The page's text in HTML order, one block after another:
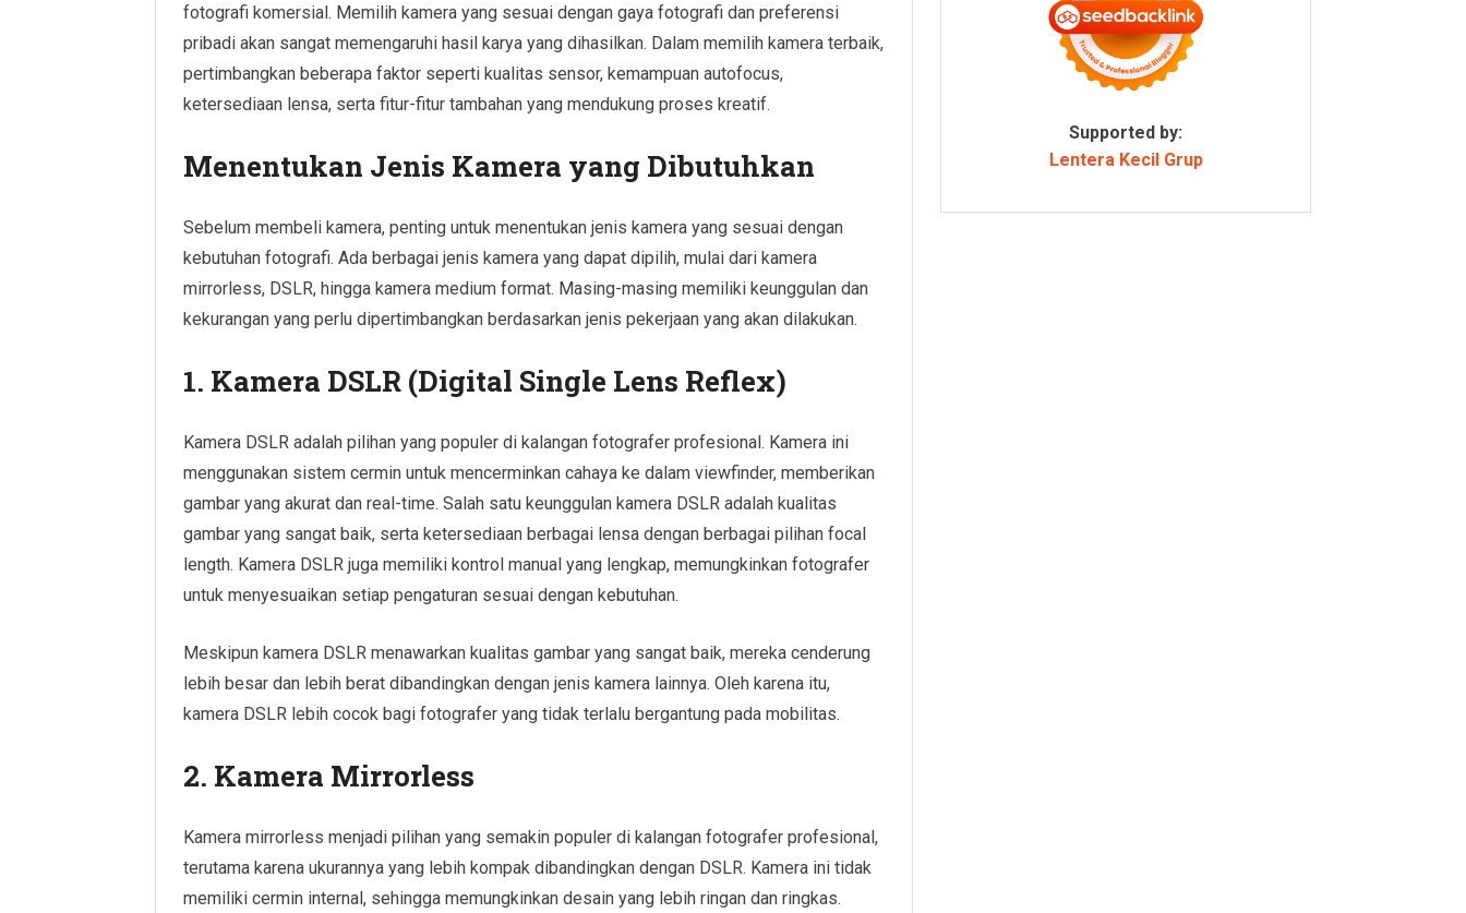
fotografi komersial. Memilih kamera yang sesuai dengan gaya fotografi dan preferensi
pribadi akan sangat memengaruhi hasil karya yang dihasilkan. Dalam memilih kamera terbaik,
pertimbangkan beberapa faktor seperti kualitas sensor, kemampuan autofocus,
ketersediaan lensa, serta fitur-fitur tambahan yang mendukung proses kreatif.
Menentukan Jenis Kamera yang Dibutuhkan
Sebelum membeli kamera, penting untuk menentukan jenis kamera yang sesuai dengan
kebutuhan fotografi. Ada berbagai jenis kamera yang dapat dipilih, mulai dari kamera
mirrorless, DSLR, hingga kamera medium format. Masing-masing memiliki keunggulan dan
kekurangan yang perlu dipertimbangkan berdasarkan jenis pekerjaan yang akan dilakukan.
1. Kamera DSLR (Digital Single Lens Reflex)
Kamera DSLR adalah pilihan yang populer di kalangan fotografer profesional. Kamera ini
menggunakan sistem cermin untuk mencerminkan cahaya ke dalam viewfinder, memberikan
gambar yang akurat dan real-time. Salah satu keunggulan kamera DSLR adalah kualitas
gambar yang sangat baik, serta ketersediaan berbagai lensa dengan berbagai pilihan focal
length. Kamera DSLR juga memiliki kontrol manual yang lengkap, memungkinkan fotografer
untuk menyesuaikan setiap pengaturan sesuai dengan kebutuhan.
Meskipun kamera DSLR menawarkan kualitas gambar yang sangat baik, mereka cenderung
lebih besar dan lebih berat dibandingkan dengan jenis kamera lainnya. Oleh karena itu,
kamera DSLR lebih cocok bagi fotografer yang tidak terlalu bergantung pada mobilitas.
2. Kamera Mirrorless
Kamera mirrorless menjadi pilihan yang semakin populer di kalangan fotografer profesional,
terutama karena ukurannya yang lebih kompak dibandingkan dengan DSLR. Kamera ini tidak
memiliki cermin internal, sehingga memungkinkan desain yang lebih ringan dan ringkas.
Supported by:
Lentera Kecil Grup